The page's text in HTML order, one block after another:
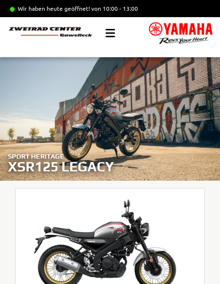
Wir haben heute geöffnet!von 10:00 - 13:00
SPORT HERITAGE
XSR125 LEGACY